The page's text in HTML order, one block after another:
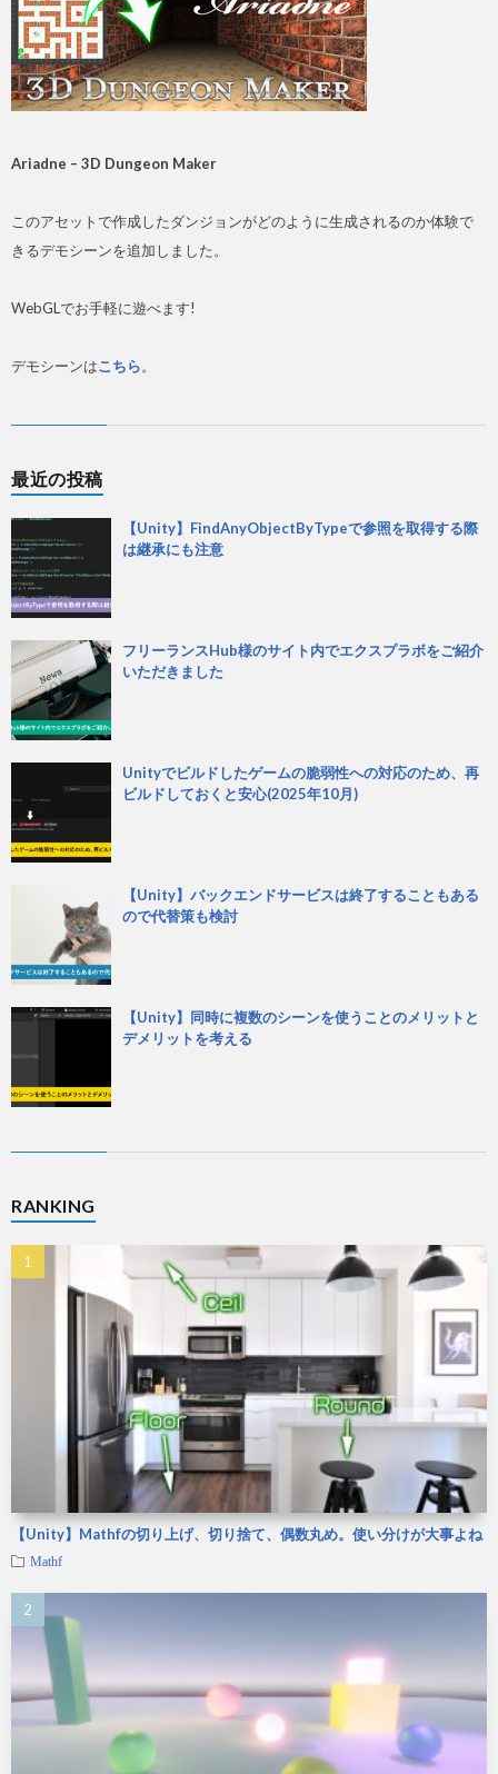
Ariadne – 3D Dungeon Maker
このアセットで作成したダンジョンがどのように生成されるのか体験で
きるデモシーンを追加しました。
WebGLでお手軽に遊べます!
デモシーンはこちら。
最近の投稿
【Unity】FindAnyObjectByTypeで参照を取得する際
は継承にも注意
フリーランスHub様のサイト内でエクスプラボをご紹介
いただきました
Unityでビルドしたゲームの脆弱性への対応のため、再
ビルドしておくと安心(2025年10月)
【Unity】バックエンドサービスは終了することもある
ので代替策も検討
【Unity】同時に複数のシーンを使うことのメリットと
デメリットを考える
RANKING
【Unity】Mathfの切り上げ、切り捨て、偶数丸め。使い分けが大事よね
Mathf